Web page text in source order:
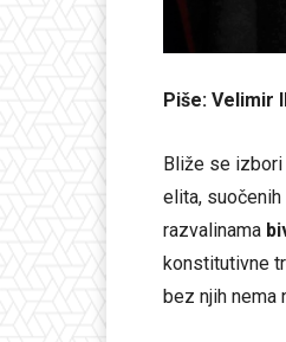
Piše: Velimir
Bliže se izbori
elita,
razvalinama
konstitutivne
bez njih nema